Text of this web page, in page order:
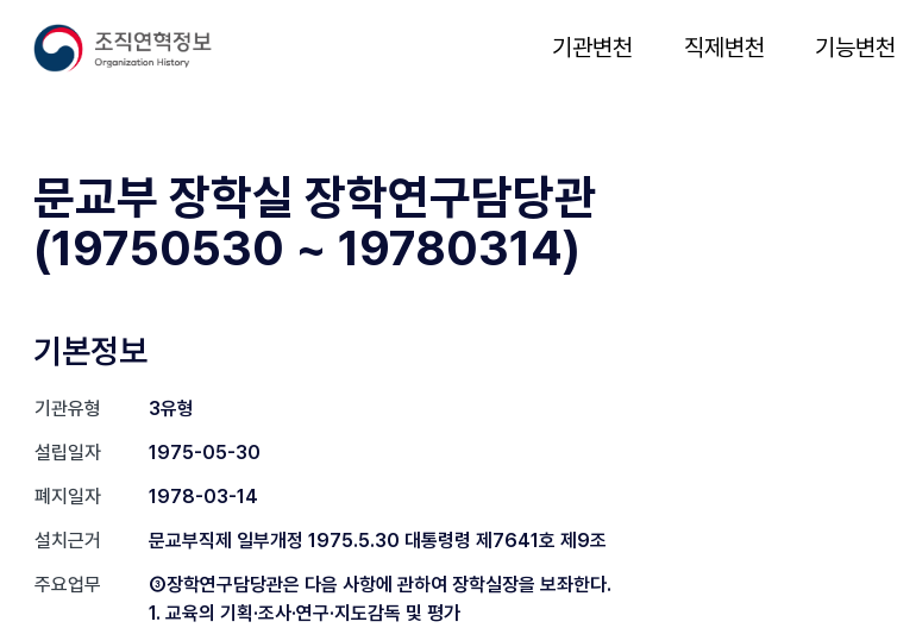
기관변천 직제변천 기능변천
문교부 장학실 장학연구담당관
(19750530 ~ 19780314)
기본정보
기관유형
3유형
설립일자
1975-05-30
폐지일자
1978-03-14
설치근거
문교부직제 일부개정 1975.5.30 대통령령 제7641호 제9조
주요업무
③장학연구담당관은 다음 사항에 관하여 장학실장을 보좌한다.
1. 교육의 기획·조사·연구·지도감독 및 평가